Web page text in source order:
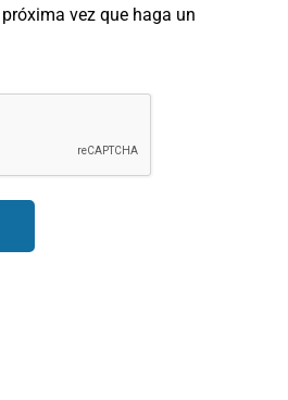
vez que haga un